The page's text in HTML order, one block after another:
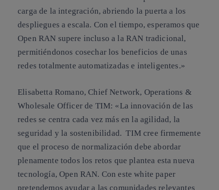
carga de la integración, abriendo la puerta a los
despliegues a escala. Con el tiempo, esperamos que
Open RAN supere incluso a la RAN tradicional,
permitiéndonos cosechar los beneficios de unas
redes totalmente automatizadas e inteligentes.»
Elisabetta Romano, Chief Network, Operations &
Wholesale Officer de TIM: «La innovación de las
redes se centra cada vez más en la agilidad, la
seguridad y la sostenibilidad. TIM cree firmemente
que el proceso de normalización debe abordar
plenamente todos los retos que plantea esta nueva
tecnología, Open RAN. Con este white paper
pretendemos ayudar a las comunidades relevantes